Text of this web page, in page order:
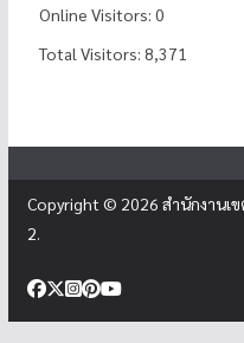
Online Visitors: 0
Total Visitors: 8,371
Copyright © 2026 สำนักงานเ
2.